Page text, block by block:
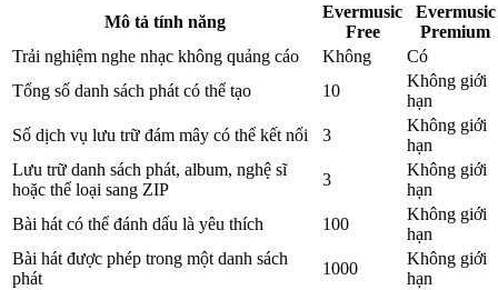
Mô tả tính năng
Evermusic
Free
Evermusic
Premium
Trải nghiệm nghe nhạc không quảng cáo
Không
Có
Tổng số danh sách phát có thể tạo
10
Không giới
hạn
Số dịch vụ lưu trữ đám mây có thể kết nối
3
Không giới
hạn
Lưu trữ danh sách phát, album, nghệ sĩ
hoặc thể loại sang ZIP
3
Không giới
hạn
Bài hát có thể đánh dấu là yêu thích
100
Không giới
hạn
Bài hát được phép trong một danh sách
phát
1000
Không giới
hạn